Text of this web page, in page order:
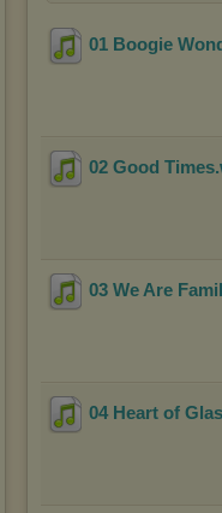
01 Boogie
02 Good Times
03 We Are
04 Heart of